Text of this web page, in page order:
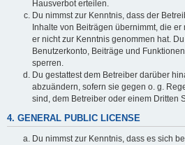
Hausverbot erteilen.
Du nimmst zur Kenntnis, dass der
Inhalte von Beiträgen übernimmt, die
er nicht zur Kenntnis genommen hat.
Benutzerkonto, Beiträge und
sperren.
Du gestattest dem Betreiber darüber
abzuändern, sofern sie gegen o. g.
sind, dem Betreiber oder einem Dritten
4. GENERAL PUBLIC LICENSE
Du nimmst zur Kenntnis, dass es sich